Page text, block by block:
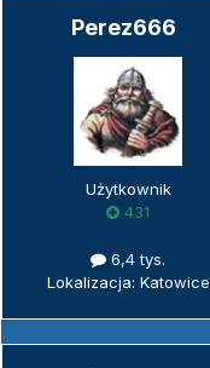
Perez666
Użytkownik
431
6,4 tys.
Lokalizacja: Katowice